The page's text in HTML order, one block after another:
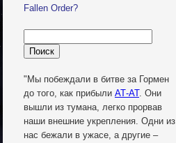
Fallen Order?
"Мы побеждали в битве за Гормен
до того, как прибыли АТ-АТ. Они
вышли из тумана, легко прорвав
наши внешние укрепления. Одни из
нас бежали в ужасе, а другие –